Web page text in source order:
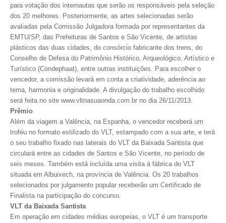
RES 1.002/2002 – CÓDIGO DE ÉTICA
HOMOLOGAÇÕES
PISO SALARIAL
FIQUE POR DENTRO
OPORTUNIDADES
APRESENTAÇÃO
EMPREGO E ESTÁGIO
CARREIRA
AUTÔNOMOS E SERVIÇOS
NEWSLETTER
para votação dos internautas que serão os responsáveis pela seleção
dos 20 melhores. Posteriormente, as artes selecionadas serão
avaliadas pela Comissão Julgadora formada por representantes da
EMTU/SP, das Prefeituras de Santos e São Vicente, de artistas
plásticos das duas cidades, do consórcio fabricante dos trens, do
Conselho de Defesa do Patrimônio Histórico, Arqueológico, Artístico e
Turístico (Condephaat), entre outras instituições. Para escolher o
vencedor, a comissão levará em conta a criatividade, aderência ao
tema, harmonia e originalidade. A divulgação do trabalho escolhido
será feita no site www.vltnasuaonda.com.br no dia 26/11/2013.
Prêmio
Além da viagem a Valência, na Espanha, o vencedor receberá um
troféu no formato estilizado do VLT, estampado com a sua arte, e terá
o seu trabalho fixado nas laterais do VLT da Baixada Santista que
circulará entre as cidades de Santos e São Vicente, no período de
seis meses. Também está incluída uma visita à fábrica do VLT
situada em Albuixech, na província de Valência. Os 20 trabalhos
selecionados por julgamento popular receberão um Certificado de
Finalista na participação do concurso.
VLT da Baixada Santista
Em operação em cidades médias europeias, o VLT é um transporte